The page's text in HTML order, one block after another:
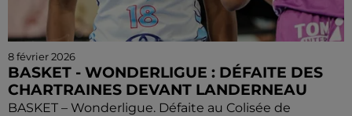
8 février 2026
BASKET - WONDERLIGUE : DÉFAITE DES
CHARTRAINES DEVANT LANDERNEAU
BASKET – Wonderligue. Défaite au Colisée de